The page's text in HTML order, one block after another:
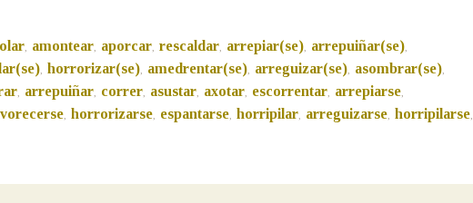
, amontear, aporcar, rescaldar, arrepiar(se), arrepuiñar(se),
, horrorizar(se), amedrentar(se), arreguizar(se), asombrar(se),
, arrepuiñar, correr, asustar, axotar, escorrentar, arrepiarse,
, horrorizarse, espantarse, horripilar, arreguizarse, horripilarse,